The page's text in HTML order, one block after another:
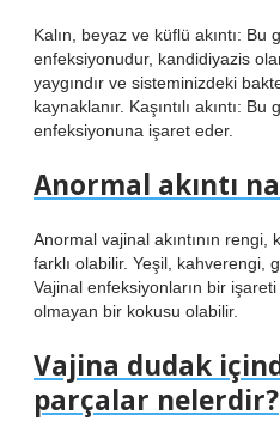
Kalın, beyaz ve küflü akıntı:
enfeksiyonudur, kandidiyazis
yaygındır ve sisteminizdeki
kaynaklanır. Kaşıntılı akıntı:
enfeksiyonuna işaret eder.
Anormal akıntı
Anormal vajinal akıntının rengi,
farklı olabilir. Yeşil, kahverengi,
Vajinal enfeksiyonların bir
olmayan bir kokusu olabilir.
Vajina dudak
parçalar nelerdir?